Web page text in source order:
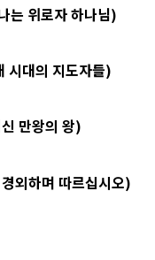
는 위로자 하나님)
시대의 지도자들)
만왕의 왕)
외하며 따르십시오)